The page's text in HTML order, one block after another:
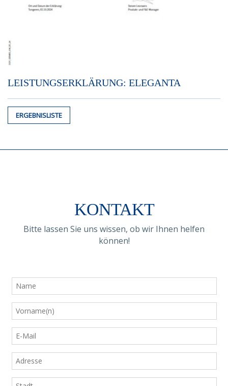
LEISTUNGSERKLÄRUNG: ELEGANTA
ERGEBNISLISTE
KONTAKT
Bitte lassen Sie uns wissen, ob wir Ihnen helfen
können!